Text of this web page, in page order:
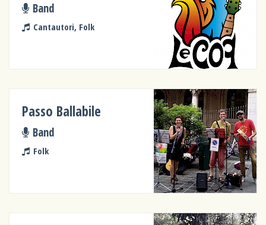
Band
Cantautori, Folk
Passo Ballabile
Band
Folk